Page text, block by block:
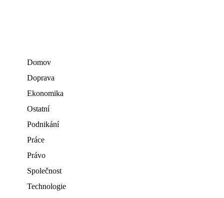
Domov
Doprava
Ekonomika
Ostatní
Podnikání
Práce
Právo
Společnost
Technologie